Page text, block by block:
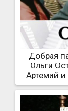
Добрая
Ольги
Артемий